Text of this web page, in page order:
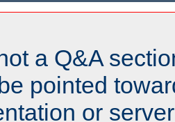
a Q&A
pointed
or